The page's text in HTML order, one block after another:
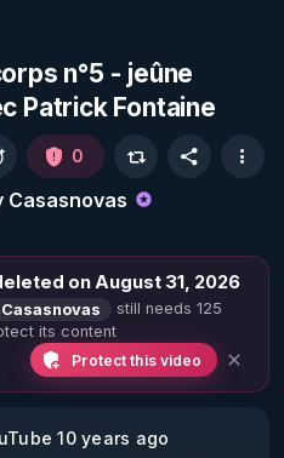
n°5 - jeûne
Patrick Fontaine
Casasnovas
0
on August 31, 2026
still needs 125
its content
Protect this video
10 years ago